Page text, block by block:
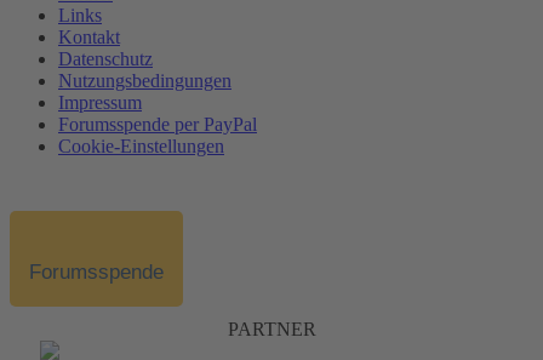
Links
Kontakt
Datenschutz
Nutzungsbedingungen
Impressum
Forumsspende per PayPal
Cookie-Einstellungen
Forumsspende
PARTNER